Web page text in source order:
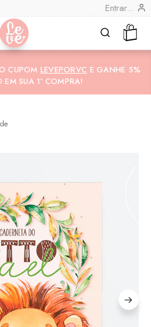
Entrar...
CUPOM LEVEPORVC E GANHE 5%
EM SUA 1ª COMPRA!